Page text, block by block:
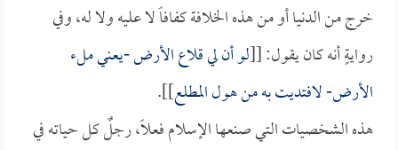
خرج من الدنيا أو من هذه الخلافة كفافاً لا عليه ولا له، وفي
روايةٍ أنه كان يقول: [[لو أن لي قلاع الأرض -يعني ملء
الأرض- لافتديت به من هول المطلع]].
هذه الشخصيات التي صنعها الإسلام فعلاً، رجلٌ كل حياته في